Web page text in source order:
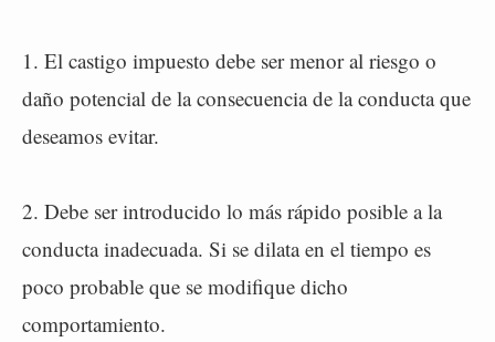
1. El castigo impuesto debe ser menor al riesgo o
daño potencial de la consecuencia de la conducta que
deseamos evitar.
2. Debe ser introducido lo más rápido posible a la
conducta inadecuada. Si se dilata en el tiempo es
poco probable que se modifique dicho
comportamiento.